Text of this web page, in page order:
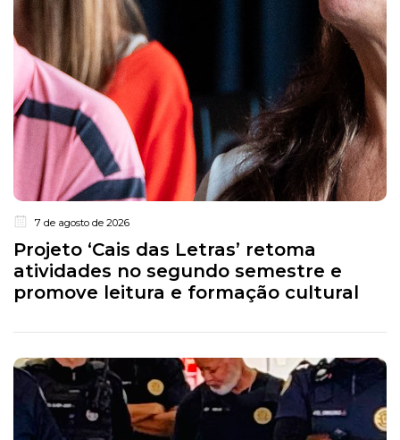
7 de agosto de 2026
Projeto ‘Cais das Letras’ retoma
atividades no segundo semestre e
promove leitura e formação cultural